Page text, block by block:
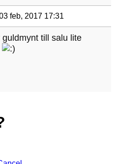
feb, 2017 17:31
till salu lite